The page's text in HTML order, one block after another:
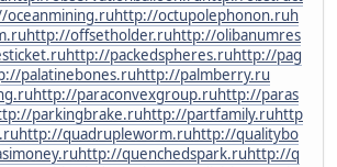
oceanmining.ruhttp://octupolephonon.ruh
http://offsetholder.ruhttp://olibanumres
http://packedspheres.ruhttp://pag
palatinebones.ruhttp://palmberry.ru
http://paraconvexgroup.ruhttp://paras
parkingbrake.ruhttp://partfamily.ruhttp
http://quadrupleworm.ruhttp://qualitybo
http://quenchedspark.ruhttp://q